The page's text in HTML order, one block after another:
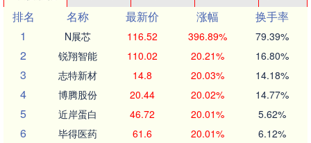
排名
名称 最新价 涨幅
换手率
1
N展芯 116.52 396.89% 79.39%
2 锐翔智能 110.02 20.21% 16.80%
3 志特新材 14.8 20.03% 14.18%
4 博腾股份 20.44 20.02% 14.77%
5 近岸蛋白 46.72 20.01% 5.62%
6 毕得医药 61.6 20.01% 6.12%